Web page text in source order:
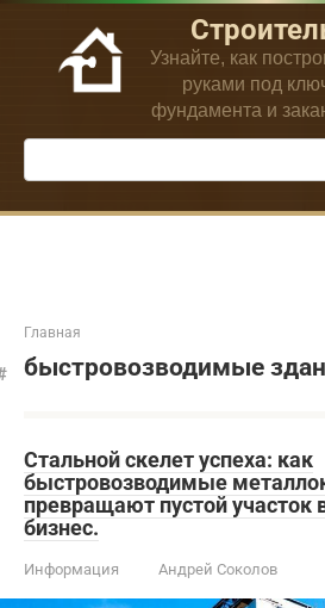
Перейти
контенту
Узнайте, как
руками под
фундамента и
Поиск:
Главная
быстровозводимые
Стальной скелет успеха: как
быстровозводимые
превращают пустой
бизнес.
Информация Андрей Соколов